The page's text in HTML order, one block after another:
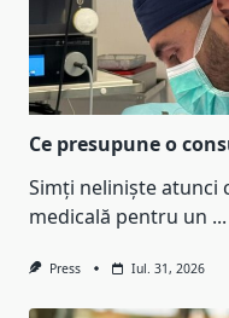
Ce presupune o
Simți neliniște atunci
medicală pentru un ...
Press Iul. 31, 2026